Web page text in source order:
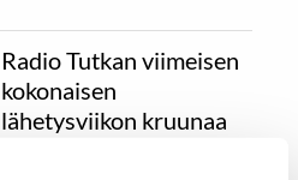
Radio Tutkan viimeisen
kokonaisen
lähetysviikon kruunaa